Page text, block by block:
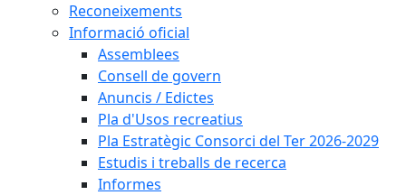
Reconeixements
Informació oficial
Assemblees
Consell de govern
Anuncis / Edictes
Pla d'Usos recreatius
Pla Estratègic Consorci del Ter 2026-2029
Estudis i treballs de recerca
Informes